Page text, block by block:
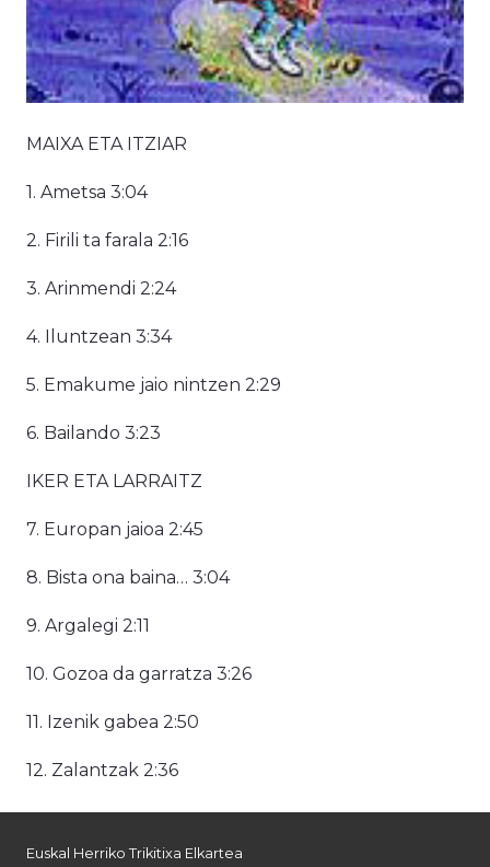
MAIXA ETA ITZIAR
1. Ametsa 3:04
2. Firili ta farala 2:16
3. Arinmendi 2:24
4. Iluntzean 3:34
5. Emakume jaio nintzen 2:29
6. Bailando 3:23
IKER ETA LARRAITZ
7. Europan jaioa 2:45
8. Bista ona baina… 3:04
9. Argalegi 2:11
10. Gozoa da garratza 3:26
11. Izenik gabea 2:50
12. Zalantzak 2:36
Euskal Herriko Trikitixa Elkartea